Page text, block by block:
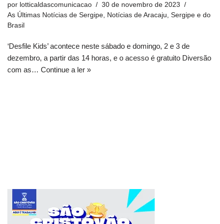
por lotticaldascomunicacao
30 de novembro de 2023
As Últimas Notícias de Sergipe
Notícias de Aracaju, Sergipe e do
Brasil
‘Desfile Kids’ acontece neste sábado e domingo, 2 e 3 de
dezembro, a partir das 14 horas, e o acesso é gratuito Diversão
com as… Continue a ler »